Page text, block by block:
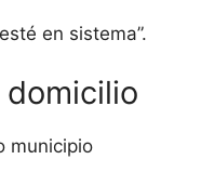
en sistema”.
municipio